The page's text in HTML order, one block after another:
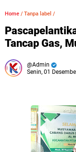
Home / Tanpa label /
Tancap Gas,
Admin
Senin, 01